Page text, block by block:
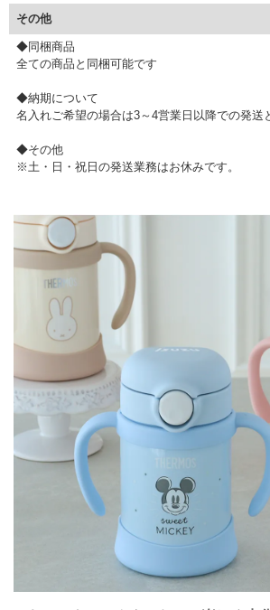
その他
◆同梱商品
全ての商品と同梱可能です
◆納期について
名入れご希望の場合は3～4営業日以降での発送
◆その他
※土・日・祝日の発送業務はお休みです。